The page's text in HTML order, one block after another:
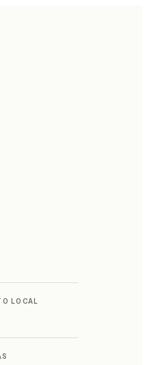
LOCAL